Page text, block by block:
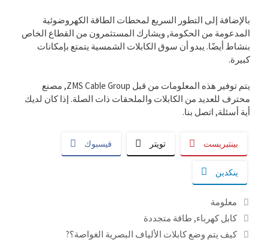
بالإضافة إلى التطور السريع لمحطات الطاقة الكهروضوئية
المدعومة من الحكومة, ويشارك المستثمرون من القطاع الخاص
بنشاط أيضًا. يبدو أن سوق الكابلات الشمسية يتمتع بإمكانات
كبيرة.
يتم توفير هذه المعلومات من قبل ZMS Cable Group, مصنع
محترف للعديد من الكابلات والملحقات ذات الصلة. إذا كان لديك
أية أسئلة, اتصل بنا.
فيسبوك تويتر بينتيريست
ينكدين
التصنيفات
معلومة
العلامات
كابل كهرباء, طاقة متجددة
كيف يتم وضع كابلات الألياف البصرية الغواصة؟?